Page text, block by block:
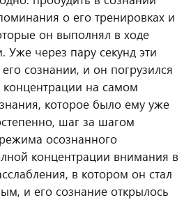
о его тренировках и
он выполнял в ходе
Уже через пару секунд эти
сознании, и он погрузился
на самом
которое было ему уже
шаг за шагом
осознанного
концентрации внимания в
в котором он стал
и его сознание открылось